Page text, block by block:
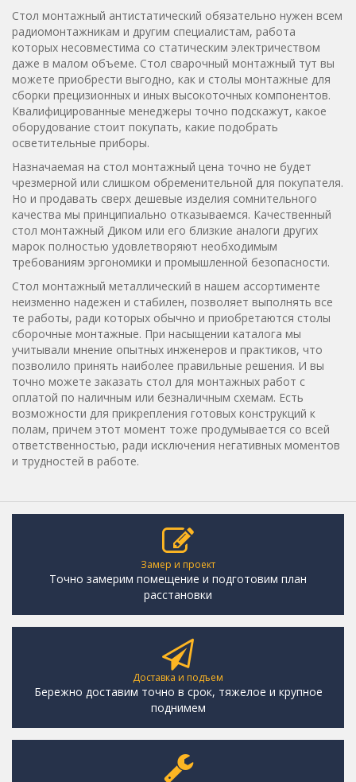
Стол монтажный антистатический обязательно нужен всем
радиомонтажникам и другим специалистам, работа
которых несовместима со статическим электричеством
даже в малом объеме. Стол сварочный монтажный тут вы
можете приобрести выгодно, как и столы монтажные для
сборки прецизионных и иных высокоточных компонентов.
Квалифицированные менеджеры точно подскажут, какое
оборудование стоит покупать, какие подобрать
осветительные приборы.
Назначаемая на стол монтажный цена точно не будет
чрезмерной или слишком обременительной для покупателя.
Но и продавать сверх дешевые изделия сомнительного
качества мы принципиально отказываемся. Качественный
стол монтажный Диком или его близкие аналоги других
марок полностью удовлетворяют необходимым
требованиям эргономики и промышленной безопасности.
Стол монтажный металлический в нашем ассортименте
неизменно надежен и стабилен, позволяет выполнять все
те работы, ради которых обычно и приобретаются столы
сборочные монтажные. При насыщении каталога мы
учитывали мнение опытных инженеров и практиков, что
позволило принять наиболее правильные решения. И вы
точно можете заказать стол для монтажных работ с
оплатой по наличным или безналичным схемам. Есть
возможности для прикрепления готовых конструкций к
полам, причем этот момент тоже продумывается со всей
ответственностью, ради исключения негативных моментов
и трудностей в работе.
Замер и проект
Точно замерим помещение и подготовим план
расстановки
Доставка и подъем
Бережно доставим точно в срок, тяжелое и крупное
поднимем